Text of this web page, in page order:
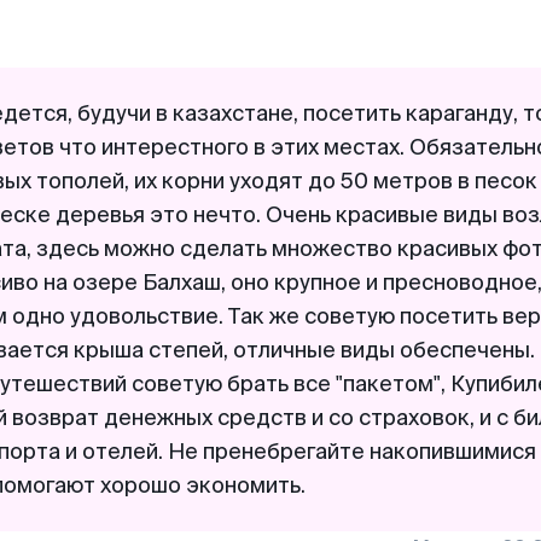
будучи в казахстане, посетить караганду,
что интерестного в этих местах.
тополей, их корни уходят до 50 метров в
деревья это нечто. Очень красивые виды
здесь можно сделать множество красивых
на озере Балхаш, оно крупное и
одно удовольствие. Так же советую посетить
крыша степей, отличные виды обеспечены.
советую брать все "пакетом",
возврат денежных средств и со страховок, и с
и отелей. Не пренебрегайте